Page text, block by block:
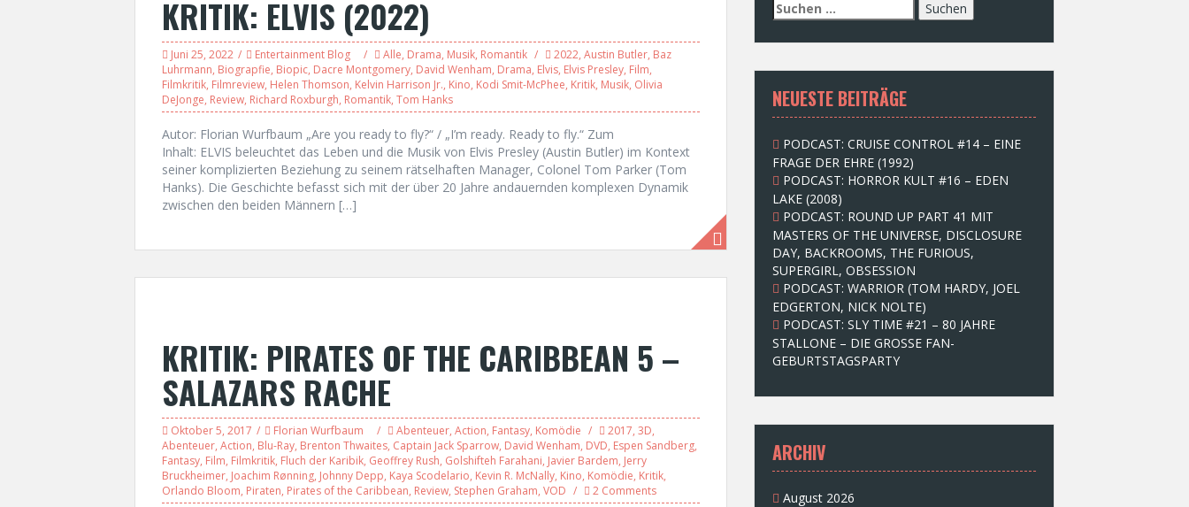
KRITIK: ELVIS (2022)
Juni 25, 2022 Entertainment Blog Alle, Drama, Musik, Romantik 2022, Austin Butler, Baz
Luhrmann, Biograpfie, Biopic, Dacre Montgomery, David Wenham, Drama, Elvis, Elvis Presley, Film,
Filmkritik, Filmreview, Helen Thomson, Kelvin Harrison Jr., Kino, Kodi Smit-McPhee, Kritik, Musik, Olivia
DeJonge, Review, Richard Roxburgh, Romantik, Tom Hanks
Autor: Florian Wurfbaum „Are you ready to fly?“ / „I’m ready. Ready to fly.“ Zum
Inhalt: ELVIS beleuchtet das Leben und die Musik von Elvis Presley (Austin Butler) im Kontext
seiner komplizierten Beziehung zu seinem rätselhaften Manager, Colonel Tom Parker (Tom
Hanks). Die Geschichte befasst sich mit der über 20 Jahre andauernden komplexen Dynamik
zwischen den beiden Männern […]
KRITIK: PIRATES OF THE CARIBBEAN 5 –
SALAZARS RACHE
Oktober 5, 2017 Florian Wurfbaum Abenteuer, Action, Fantasy, Komödie 2017, 3D,
Abenteuer, Action, Blu-Ray, Brenton Thwaites, Captain Jack Sparrow, David Wenham, DVD, Espen Sandberg,
Fantasy, Film, Filmkritik, Fluch der Karibik, Geoffrey Rush, Golshifteh Farahani, Javier Bardem, Jerry
Bruckheimer, Joachim Rønning, Johnny Depp, Kaya Scodelario, Kevin R. McNally, Kino, Komödie, Kritik,
Orlando Bloom, Piraten, Pirates of the Caribbean, Review, Stephen Graham, VOD 2 Comments
S
u
c
e
n
n
c
h
:
NEUESTE BEITRÄGE
PODCAST: CRUISE CONTROL #14 – EINE
FRAGE DER EHRE (1992)
PODCAST: HORROR KULT #16 – EDEN
LAKE (2008)
PODCAST: ROUND UP PART 41 MIT
MASTERS OF THE UNIVERSE, DISCLOSURE
DAY, BACKROOMS, THE FURIOUS,
SUPERGIRL, OBSESSION
PODCAST: WARRIOR (TOM HARDY, JOEL
EDGERTON, NICK NOLTE)
PODCAST: SLY TIME #21 – 80 JAHRE
STALLONE – DIE GROSSE FAN-
GEBURTSTAGSPARTY
ARCHIV
August 2026